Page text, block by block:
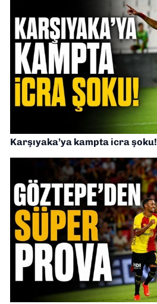
Karşıyaka’ya kampta icra şoku!